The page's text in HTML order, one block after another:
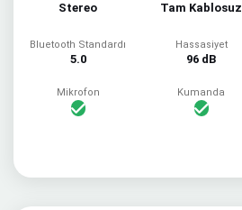
Stereo Tam Kablosuz
Bluetooth Standardı
5.0
Hassasiyet
96 dB
Mikrofon Kumanda